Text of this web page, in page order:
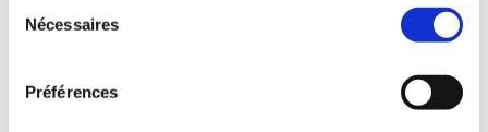
Nécessaires
Préférences
(0 avis)